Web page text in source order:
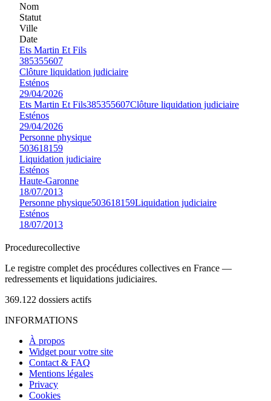
Nom
Statut
Ville
Date
Ets Martin Et Fils
385355607
Clôture liquidation judiciaire
Esténos
29/04/2026
Ets Martin Et Fils385355607Clôture liquidation judiciaire
Esténos
29/04/2026
Personne physique
503618159
Liquidation judiciaire
Esténos
Haute-Garonne
18/07/2013
Personne physique503618159Liquidation judiciaire
Esténos
18/07/2013
Procedurecollective
Le registre complet des procédures collectives en France —
redressements et liquidations judiciaires.
369.122 dossiers actifs
INFORMATIONS
À propos
Widget pour votre site
Contact & FAQ
Mentions légales
Privacy
Cookies